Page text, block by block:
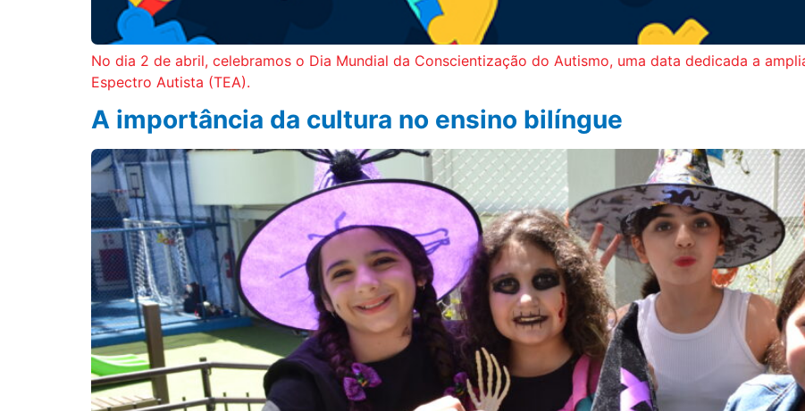
No dia 2 de abril, celebramos o Dia Mundial da Conscientização do Autismo, uma data dedicada a
Espectro Autista (TEA).
A importância da cultura no ensino bilíngue